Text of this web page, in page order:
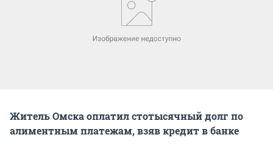
Житель Омска оплатил стотысячный долг по
алиментным платежам, взяв кредит в банке